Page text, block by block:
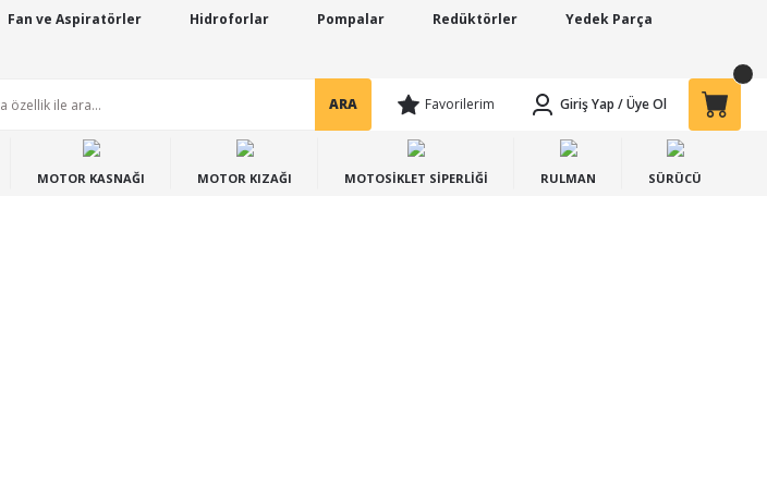
Fan ve Aspiratörler Hidroforlar Pompalar Redüktörler Yedek Parça
ARA Favorilerim Giriş Yap /Üye Ol
MOTOR KASNAĞI MOTOR KIZAĞI MOTOSİKLET SİPERLİĞİ RULMAN SÜRÜCÜ